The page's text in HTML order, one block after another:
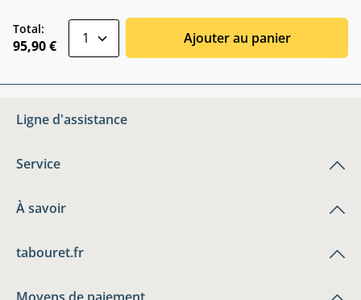
Total:
95,90 € Ajouter au panier
Ligne d'assistance
Service
À savoir
tabouret.fr